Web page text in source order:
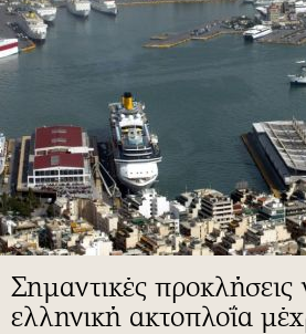
Σημαντικές προκλήσεις
ελληνική ακτοπλοΐα